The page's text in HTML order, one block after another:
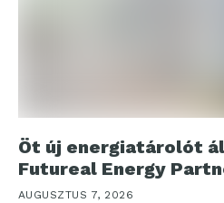
Öt új energiatárolót
Futureal Energy
AUGUSZTUS 7, 2026